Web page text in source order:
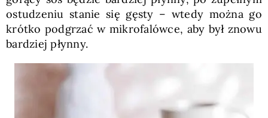
ostudzeniu stanie się gęsty – wtedy można go
krótko podgrzać w mikrofalówce, aby był znowu
bardziej płynny.